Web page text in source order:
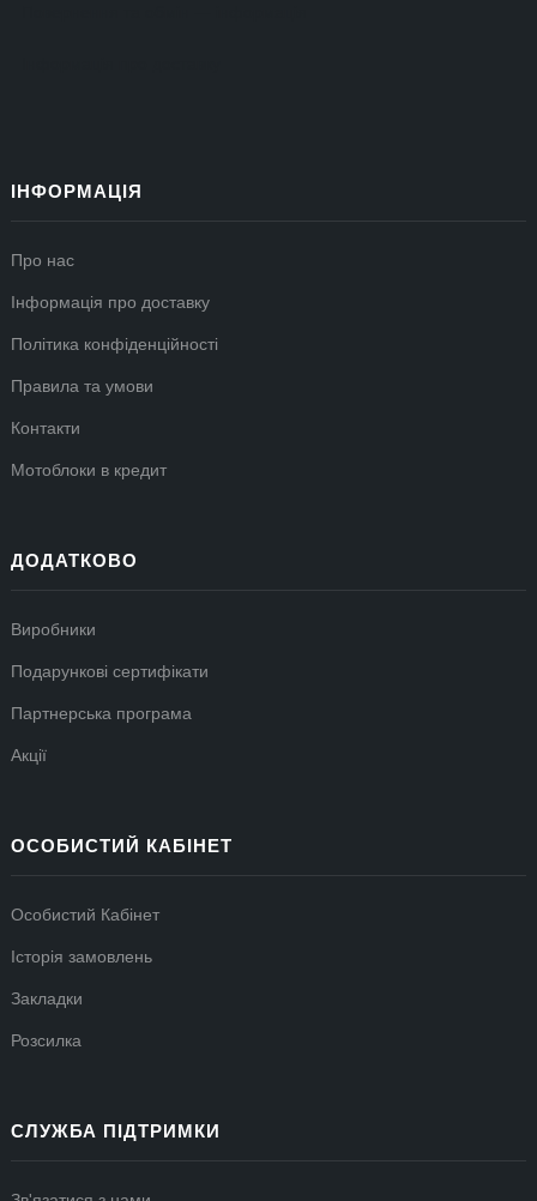
ІНФОРМАЦІЯ
Про нас
Інформація про доставку
Політика конфіденційності
Правила та умови
Контакти
Мотоблоки в кредит
ДОДАТКОВО
Виробники
Подарункові сертифікати
Партнерська програма
Акції
ОСОБИСТИЙ КАБІНЕТ
Особистий Кабінет
Історія замовлень
Закладки
Розсилка
СЛУЖБА ПІДТРИМКИ